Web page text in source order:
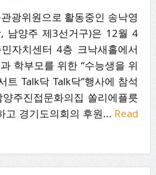
광위원으로 활동중인 송낙영
남양주 제3선거구)은 12월 4
자치센터 4층 크낙새홀에서
학부모를 위한 “수능생을 위
트 Talk닥 Talk닥”행사에 참석
주진접문화의집 쏠리에플릇
고 경기도의회의 후원... Read